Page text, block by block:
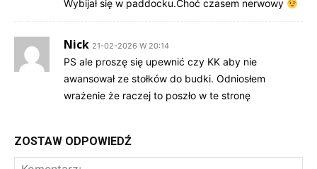
Wybijał się w paddocku.Choć czasem nerwowy
Nick 21-02-2026 W 20:14
PS ale proszę się upewnić czy KK aby nie
awansował ze stołków do budki. Odniosłem
wrażenie że raczej to poszło w te stronę
ZOSTAW ODPOWIEDŹ